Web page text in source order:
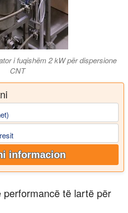
i fuqishëm 2 kW për dispersione
CNT
informacion
performancë të lartë për